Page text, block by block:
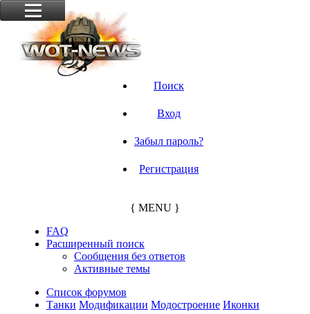
Поиск
Вход
Забыл пароль?
Регистрация
{ MENU }
FAQ
Расширенный поиск
Сообщения без ответов
Активные темы
Список форумов
Танки Модификации Модостроение Иконки